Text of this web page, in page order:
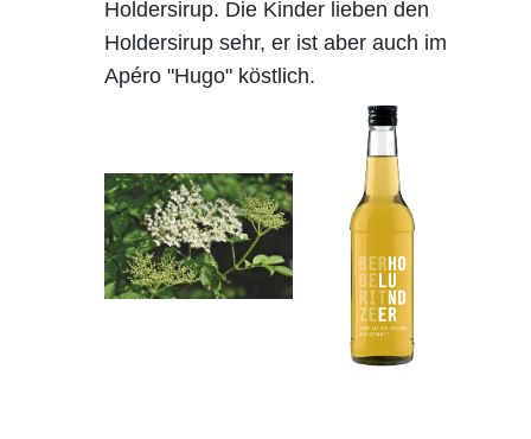
Holdersirup. Die Kinder lieben den
Holdersirup sehr, er ist aber auch im
Apéro "Hugo" köstlich.